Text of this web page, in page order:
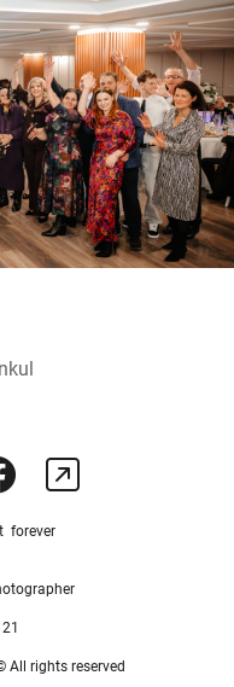
forever
All rights reserved